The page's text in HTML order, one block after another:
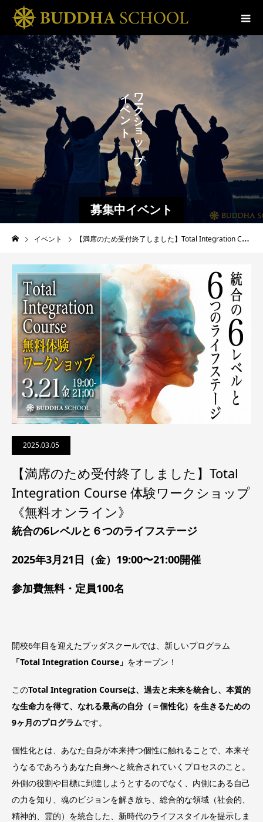
募集中イベント
ワ
ク
シ
ョ
ッ
プ
イ
ベ
ン
ト
ク
ル
イベント 【満席のため受付終了しました】Total Integration Course 体験ワークショップ《無料オンライン》
2025.03.05
【満席のため受付終了しました】Total
Integration Course 体験ワークショップ
《無料オンライン》
統合の6レベルと６つのライフステージ
2025年3月21日（金）19:00〜21:00開催
参加費無料・定員100名
開校6年目を迎えたブッダスクールでは、新しいプログラム
「Total Integration Course」 をオープン！
このTotal Integration Courseは、過去と未来を統合し、本質的
な生命力を得て、なれる最高の自分（＝個性化）を生きるための
9ヶ月のプログラムです。
個性化とは、あなた自身が本来持つ個性に触れることで、本来そ
うなるであろうあなた自身へと統合されていくプロセスのこと。
外側の役割や目標に到達しようとするのでなく、内側にある自己
の力を知り、魂のビジョンを解き放ち、総合的な領域（社会的、
精神的、霊的）を統合した、新時代のライフスタイルを提示しま